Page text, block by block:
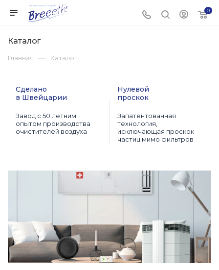
0
Каталог
Главная — Каталог
Сделано
в Швейцарии
Завод с 50 летним
опытом производства
очистителей воздуха
Нулевой
проскок
Запатентованная
технология,
исключающая проскок
частиц мимо фильтров